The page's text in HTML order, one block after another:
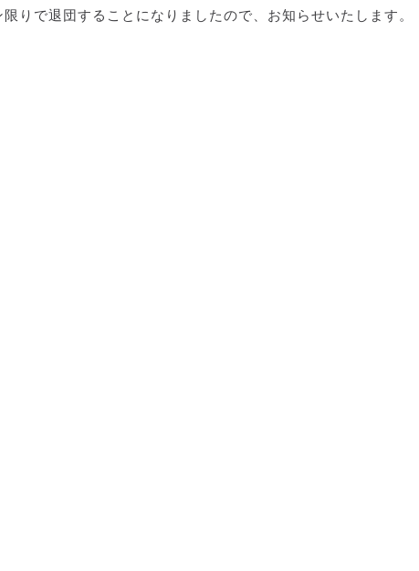
りで退団することになりましたので、お知らせいたします。